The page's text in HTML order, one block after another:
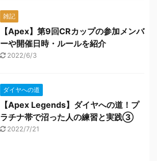
雑記
【Apex】第9回CRカップの参加メンバ
ーや開催日時・ルールを紹介
2022/6/3
ダイヤへの道
【Apex Legends】ダイヤへの道！プ
ラチナ帯で沼った人の練習と実践③
2022/7/21